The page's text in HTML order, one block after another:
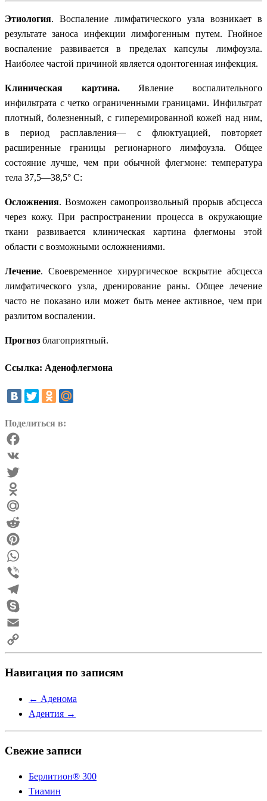
Этиология. Воспаление лимфатического узла возникает в
результате заноса инфекции лимфогенным путем. Гнойное
воспаление развивается в пределах капсулы лимфоузла.
Наиболее частой причиной является одонтогенная инфекция.
Клиническая картина.Явление воспалительного
инфильтрата с четко ограниченными границами. Инфильтрат
плотный, болезненный, с гиперемированной кожей над ним,
в период расплавления— с флюктуацией, повторяет
расширенные границы регионарного лимфоузла. Общее
состояние лучше, чем при обычной флегмоне: температура
тела 37,5—38,5° С:
Осложнения. Возможен самопроизвольный прорыв абсцесса
через кожу. При распространении процесса в окружающие
ткани развивается клиническая картина флегмоны этой
области с возможными осложнениями.
Лечение. Своевременное хирургическое вскрытие абсцесса
лимфатического узла, дренирование раны. Общее лечение
часто не показано или может быть менее активное, чем при
разлитом воспалении.
Прогноз благоприятный.
Ссылка: Аденофлегмона
Поделиться в:
Facebook
VK
Twitter
Odnoklassniki
Mail.Ru
Reddit
Pinterest
WhatsApp
Viber
Telegram
Skype
Email
Copy
Link
Навигация по записям
← Аденома
Адентия →
Свежие записи
Берлитион® 300
Тиамин